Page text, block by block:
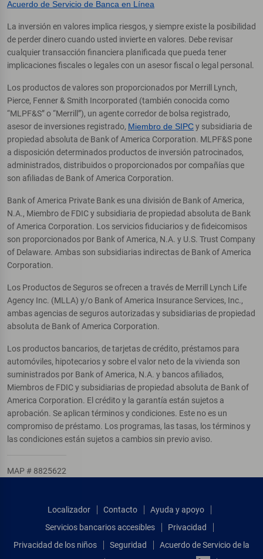
Acuerdo de Servicio de Banca en Línea
La inversión en valores implica riesgos, y siempre existe la posibilidad
de perder dinero cuando usted invierte en valores. Debe revisar
cualquier transacción financiera planificada que pueda tener
implicaciones fiscales o legales con un asesor fiscal o legal personal.
Los productos de valores son proporcionados por Merrill Lynch,
Pierce, Fenner & Smith Incorporated (también conocida como
“MLPF&S” o “Merrill”), un agente corredor de bolsa registrado,
asesor de inversiones registrado, Miembro de SIPCy subsidiaria de
propiedad absoluta de Bank of America Corporation. MLPF&S pone
a disposición determinados productos de inversión patrocinados,
administrados, distribuidos o proporcionados por compañías que
son afiliadas de Bank of America Corporation.
Bank of America Private Bank es una división de Bank of America,
N.A., Miembro de FDIC y subsidiaria de propiedad absoluta de Bank
of America Corporation. Los servicios fiduciarios y de fideicomisos
son proporcionados por Bank of America, N.A. y U.S. Trust Company
of Delaware. Ambas son subsidiarias indirectas de Bank of America
Corporation.
Los Productos de Seguros se ofrecen a través de Merrill Lynch Life
Agency Inc. (MLLA) y/o Bank of America Insurance Services, Inc.,
ambas agencias de seguros autorizadas y subsidiarias de propiedad
absoluta de Bank of America Corporation.
Los productos bancarios, de tarjetas de crédito, préstamos para
automóviles, hipotecarios y sobre el valor neto de la vivienda son
suministrados por Bank of America, N.A. y bancos afiliados,
Miembros de FDIC y subsidiarias de propiedad absoluta de Bank of
America Corporation. El crédito y la garantía están sujetos a
aprobación. Se aplican términos y condiciones. Este no es un
compromiso de préstamo. Los programas, las tasas, los términos y
las condiciones están sujetos a cambios sin previo aviso.
MAP # 8825622
Localizador Contacto
Ayuda y apoyo
Servicios bancarios accesibles
Privacidad
Privacidad de los niños
Seguridad
Acuerdo de Servicio de la